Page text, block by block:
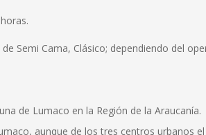
Semi Cama, Clásico; dependiendo del
de Lumaco en la Región de la Araucanía.
aunque de los tres centros urbanos